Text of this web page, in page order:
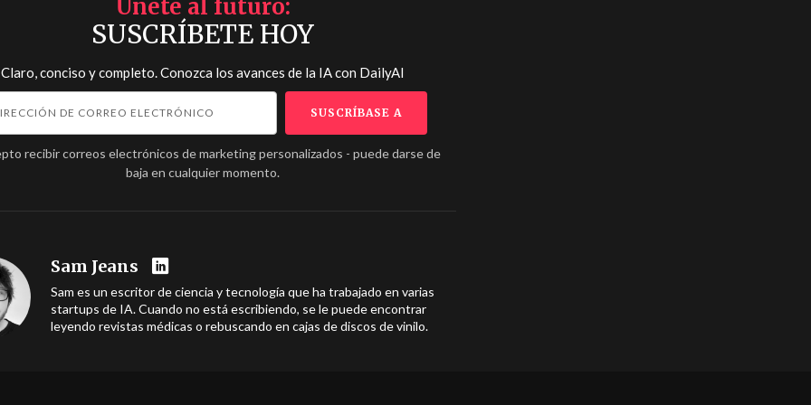
Únete al futuro
SUSCRÍBETE HOY
Claro, conciso y completo. Conozca los avances de la IA con DailyAI
recibir correos electrónicos de marketing personalizados - puede darse de
baja en cualquier momento.
Sam Jeans
Sam es un escritor de ciencia y tecnología que ha trabajado en varias
startups de IA. Cuando no está escribiendo, se le puede encontrar
leyendo revistas médicas o rebuscando en cajas de discos de vinilo.